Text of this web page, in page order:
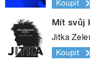
Koupit
Mít svůj
Jitka
Koupit